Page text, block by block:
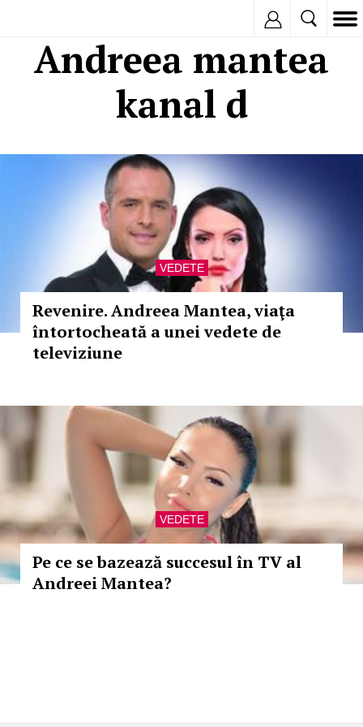
Andreea mantea
kanal d
VEDETE
Revenire. Andreea Mantea, viaţa
întortocheată a unei vedete de
televiziune
VEDETE
Pe ce se bazează succesul în TV al
Andreei Mantea?